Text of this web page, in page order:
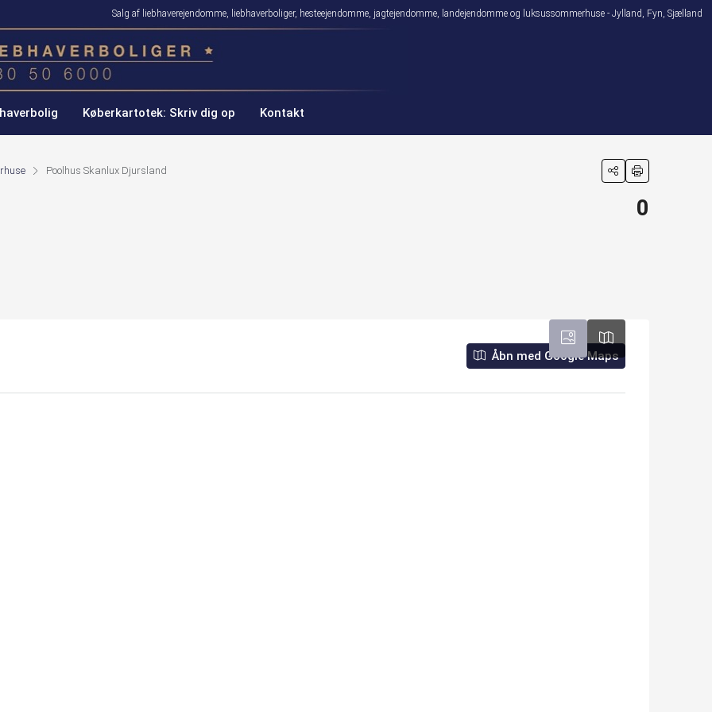
Salg af liebhaverejendomme, liebhaverboliger, hesteejendomme, jagtejendomme, landejendomme og luksussommerhuse - Jylland, Fyn, Sjælland
Køberkartotek: Skriv dig op Kontakt
Poolhus Skanlux Djursland
0
Åbn med Google Maps